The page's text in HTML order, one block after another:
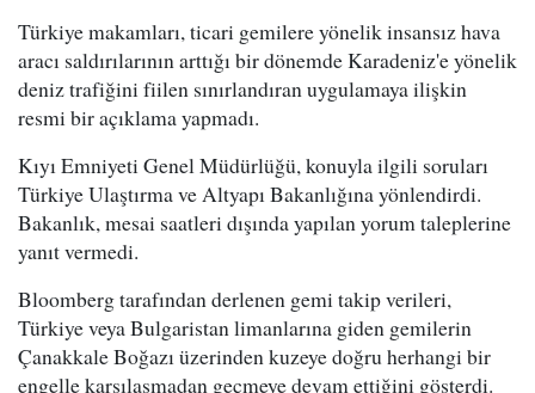
Türkiye makamları, ticari gemilere yönelik insansız hava
aracı saldırılarının arttığı bir dönemde Karadeniz'e yönelik
deniz trafiğini fiilen sınırlandıran uygulamaya ilişkin
resmi bir açıklama yapmadı.
Kıyı Emniyeti Genel Müdürlüğü, konuyla ilgili soruları
Türkiye Ulaştırma ve Altyapı Bakanlığına yönlendirdi.
Bakanlık, mesai saatleri dışında yapılan yorum taleplerine
yanıt vermedi.
Bloomberg tarafından derlenen gemi takip verileri,
Türkiye veya Bulgaristan limanlarına giden gemilerin
Çanakkale Boğazı üzerinden kuzeye doğru herhangi bir
engelle karşılaşmadan geçmeye devam ettiğini gösterdi.